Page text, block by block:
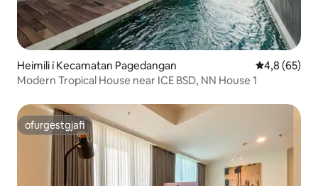
Heimili í Kecamatan Pagedangan 4,8 af 5 í
4,8 (65)
Modern Tropical House near ICE BSD, NN House 1
ofurgestgjafi
ofurgestgjafi